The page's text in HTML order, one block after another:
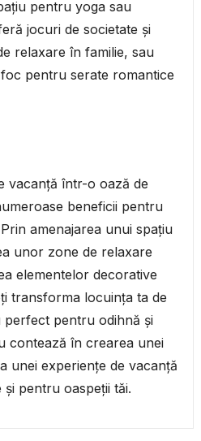
pentru yoga sau
jocuri de societate și
relaxare în familie, sau
pentru serate romantice
vacanță într-o oază de
beneficii pentru
amenajarea unui spațiu
unor zone de relaxare
elementelor decorative
transforma locuința ta de
pentru odihnă și
contează în crearea unei
unei experiențe de vacanță
pentru oaspeții tăi.